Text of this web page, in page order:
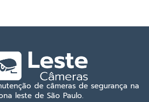
de câmeras de segurança na
leste de São Paulo.